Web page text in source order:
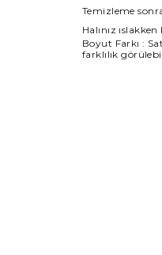
Temizleme
Halınız
Boyut Farkı :
farklılık